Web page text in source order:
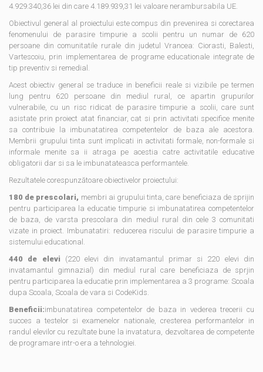
4.929.340,36 lei din care 4.189.939,31 lei valoare nerambursabila UE.
Obiectivul general al proiectului este compus din prevenirea si corectarea
fenomenului de parasire timpurie a scolii pentru un numar de 620
persoane din comunitatile rurale din judetul Vrancea: Ciorasti, Balesti,
Vartescoiu, prin implementarea de programe educationale integrate de
tip preventiv si remedial.
Acest obiectiv general se traduce in beneficii reale si vizibile pe termen
lung pentru 620 persoane din mediul rural, ce apartin grupurilor
vulnerabile, cu un risc ridicat de parasire timpurie a scolii, care sunt
asistate prin proiect atat financiar, cat si prin activitati specifice menite
sa contribuie la imbunatatirea competentelor de baza ale acestora.
Membrii grupului tinta sunt implicati in activitati formale, non-formale si
informale menite sa ii atraga pe acestia catre activitatile educative
obligatorii dar si sa le imbunatateasca performantele.
Rezultatele corespunzătoare obiectivelor proiectului:
180 de prescolari, membri ai grupului tinta, care beneficiaza de sprijin
pentru participarea la educatie timpurie si imbunatatirea competentelor
de baza, de varsta prescolara din mediul rural din cele 3 comunitati
vizate in proiect. Imbunatatiri: reducerea riscului de parasire timpurie a
sistemului educational.
440 de elevi (220 elevi din invatamantul primar si 220 elevi din
invatamantul gimnazial) din mediul rural care beneficiaza de sprjin
pentru participarea la educatie prin implementarea a 3 programe: Scoala
dupa Scoala, Scoala de vara si CodeKids.
Beneficii:imbunatatirea competentelor de baza in vederea trecerii cu
succes a testelor si examenelor nationale, cresterea performantelor in
randul elevilor cu rezultate bune la invatatura, dezvoltarea de competente
de programare intr-o era a tehnologiei.